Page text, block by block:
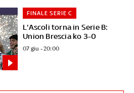
L'Ascoli torna in Serie B:
Union Brescia ko 3-0
FINALE SERIE C
07 giu - 20:00